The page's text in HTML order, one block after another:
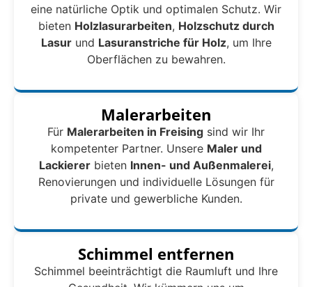
eine natürliche Optik und optimalen Schutz. Wir
bieten Holzlasurarbeiten, Holzschutz durch
Lasurund Lasuranstriche für Holz, um Ihre
Oberflächen zu bewahren.
Malerarbeiten
Für Malerarbeiten in Freising sind wir Ihr
kompetenter Partner. Unsere Maler und
Lackiererbieten Innen- und Außenmalerei,
Renovierungen und individuelle Lösungen für
private und gewerbliche Kunden.
Schimmel entfernen
Schimmel beeinträchtigt die Raumluft und Ihre